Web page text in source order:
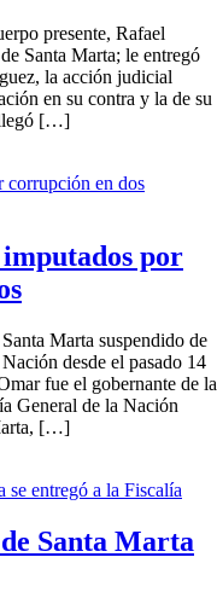
presente, Rafael
Santa Marta; le entregó
la acción judicial
en su contra y la de su
llegó […]
por
Marta suspendido de
desde el pasado 14
fue el gobernante de la
General de la Nación
[…]
Santa Marta